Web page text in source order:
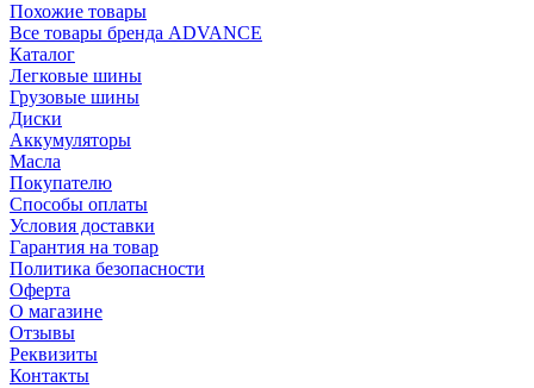
Похожие товары
Все товары бренда ADVANCE
Каталог
Легковые шины
Грузовые шины
Диски
Аккумуляторы
Масла
Покупателю
Способы оплаты
Условия доставки
Гарантия на товар
Политика безопасности
Оферта
О магазине
Отзывы
Реквизиты
Контакты